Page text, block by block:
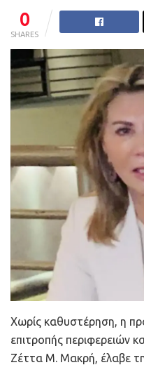
0
SHARES
Χωρίς καθυστέρηση, η
επιτροπής περιφερειών
Ζέττα Μ. Μακρή, έλαβε